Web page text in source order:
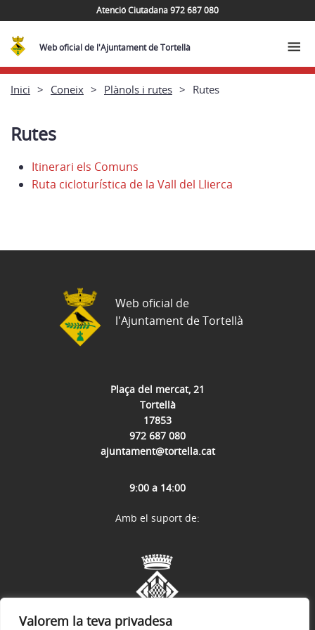
Valorem la teva privadesa
Atenció Ciutadana 972 687 080
Web oficial de l'Ajuntament de Tortellà
Inici Coneix Plànols i rutes Rutes
Rutes
Itinerari els Comuns
Ruta cicloturística de la Vall del Llierca
Plaça del mercat, 21
Tortellà
17853
972 687 080
ajuntament@tortella.cat
9:00 a 14:00
Web oficial de
l'Ajuntament de Tortellà
Amb el suport de: